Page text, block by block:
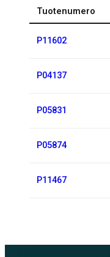
Tuotenumero
P11602
P04137
P05831
P05874
P11467